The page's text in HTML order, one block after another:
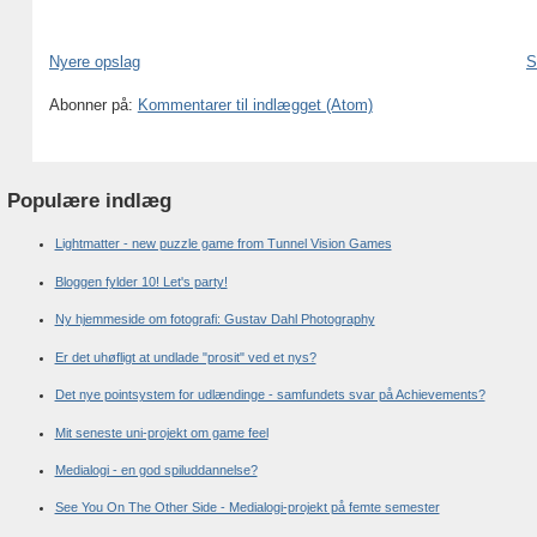
Nyere opslag
Abonner på: Kommentarer til indlægget (Atom)
Populære indlæg
Lightmatter - new puzzle game from Tunnel Vision Games
Bloggen fylder 10! Let's party!
Ny hjemmeside om fotografi: Gustav Dahl Photography
Er det uhøfligt at undlade "prosit" ved et nys?
Det nye pointsystem for udlændinge - samfundets svar på Achievements?
Mit seneste uni-projekt om game feel
Medialogi - en god spiluddannelse?
See You On The Other Side - Medialogi-projekt på femte semester